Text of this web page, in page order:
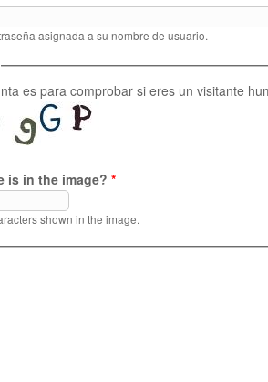
asignada a su nombre de usuario.
es para comprobar si eres un visitante
is in the image? *
shown in the image.